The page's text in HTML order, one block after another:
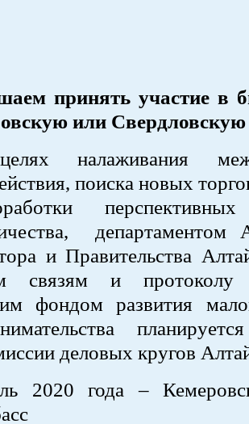
принять участие в
или Свердловскую
налаживания
поиска новых
перспективных
департаментом
и Правительства
связям и протоколу
фондом развития
деловых кругов
2020 года –